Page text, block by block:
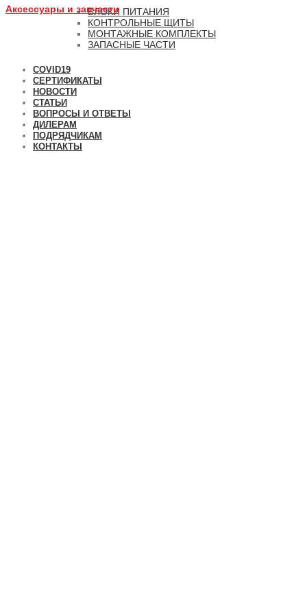
БЛОКИ ПИТАНИЯ
КОНТРОЛЬНЫЕ ЩИТЫ
МОНТАЖНЫЕ КОМПЛЕКТЫ
ЗАПАСНЫЕ ЧАСТИ
COVID19
СЕРТИФИКАТЫ
НОВОСТИ
СТАТЬИ
ВОПРОСЫ И ОТВЕТЫ
ДИЛЕРАМ
ПОДРЯДЧИКАМ
КОНТАКТЫ
Аксессуары и запчасти